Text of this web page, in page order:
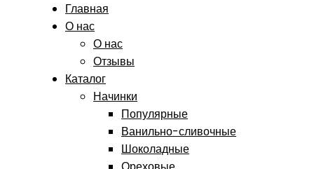
Главная
О нас
О нас
Отзывы
Каталог
Начинки
Популярные
Ванильно-сливочные
Шоколадные